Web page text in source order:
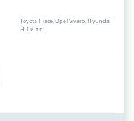
Toyota Hiace, Opel Vivaro, Hyundai
H-1 и т.п.